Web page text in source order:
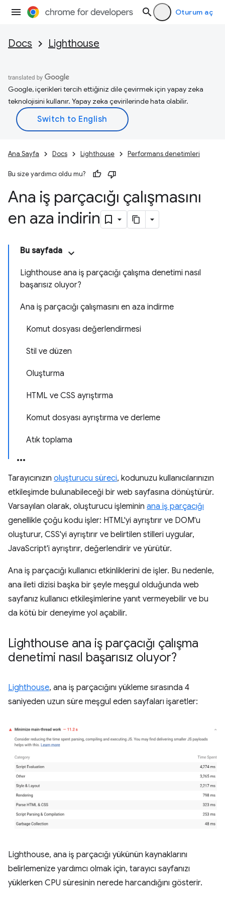
Oturum aç
Docs Lighthouse
Google, içerikleri tercih ettiğiniz dile çevirmek için yapay zeka
teknolojisini kullanır. Yapay zeka çevirilerinde hata olabilir.
Ana Sayfa Docs Lighthouse Performans denetimleri
Bu size yardımcı oldu mu?
Ana iş parçacığı çalışmasını
en aza indirin
Bu sayfada
Lighthouse ana iş parçacığı çalışma denetimi nasıl
başarısız oluyor?
Ana iş parçacığı çalışmasını en aza indirme
Komut dosyası değerlendirmesi
Stil ve düzen
Oluşturma
HTML ve CSS ayrıştırma
Komut dosyası ayrıştırma ve derleme
Atık toplama
Tarayıcınızın oluşturucu süreci, kodunuzu kullanıcılarınızın
etkileşimde bulunabileceği bir web sayfasına dönüştürür.
Varsayılan olarak, oluşturucu işleminin ana iş parçacığı
genellikle çoğu kodu işler: HTML'yi ayrıştırır ve DOM'u
oluşturur, CSS'yi ayrıştırır ve belirtilen stilleri uygular,
JavaScript'i ayrıştırır, değerlendirir ve yürütür.
Ana iş parçacığı kullanıcı etkinliklerini de işler. Bu nedenle,
ana ileti dizisi başka bir şeyle meşgul olduğunda web
sayfanız kullanıcı etkileşimlerine yanıt vermeyebilir ve bu
da kötü bir deneyime yol açabilir.
Lighthouse ana iş parçacığı çalışma
denetimi nasıl başarısız oluyor?
Lighthouse, ana iş parçacığını yükleme sırasında 4
saniyeden uzun süre meşgul eden sayfaları işaretler:
Lighthouse, ana iş parçacığı yükünün kaynaklarını
belirlemenize yardımcı olmak için, tarayıcı sayfanızı
yüklerken CPU süresinin nerede harcandığını gösterir.